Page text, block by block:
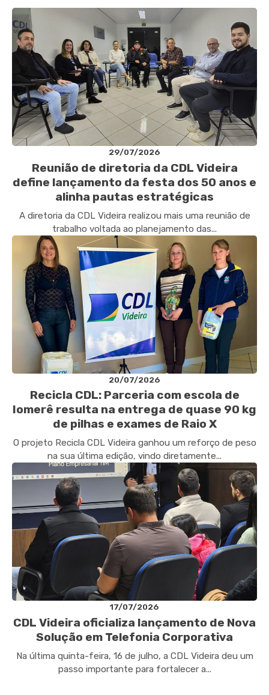
29/07/2026
Reunião de diretoria da CDL Videira
define lançamento da festa dos 50 anos e
alinha pautas estratégicas
A diretoria da CDL Videira realizou mais uma reunião de
trabalho voltada ao planejamento das...
20/07/2026
Recicla CDL: Parceria com escola de
Iomerê resulta na entrega de quase 90 kg
de pilhas e exames de Raio X
O projeto Recicla CDL Videira ganhou um reforço de peso
na sua última edição, vindo diretamente...
17/07/2026
CDL Videira oficializa lançamento de Nova
Solução em Telefonia Corporativa
Na última quinta-feira, 16 de julho, a CDL Videira deu um
passo importante para fortalecer a...